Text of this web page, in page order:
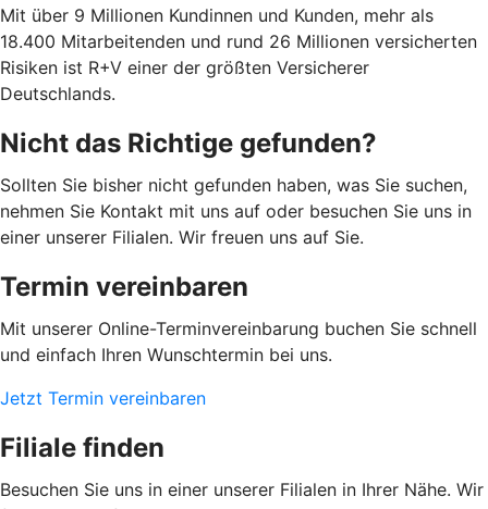
Mit über 9 Millionen Kundinnen und Kunden, mehr als
18.400 Mitarbeitenden und rund 26 Millionen versicherten
Risiken ist R+V einer der größten Versicherer
Deutschlands.
Nicht das Richtige gefunden?
Sollten Sie bisher nicht gefunden haben, was Sie suchen,
nehmen Sie Kontakt mit uns auf oder besuchen Sie uns in
einer unserer Filialen. Wir freuen uns auf Sie.
Termin vereinbaren
Mit unserer Online-Terminvereinbarung buchen Sie schnell
und einfach Ihren Wunschtermin bei uns.
Jetzt Termin vereinbaren
Filiale finden
Besuchen Sie uns in einer unserer Filialen in Ihrer Nähe. Wir